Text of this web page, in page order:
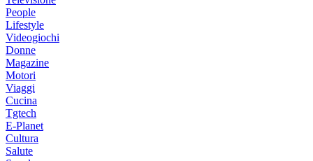
People
Lifestyle
Videogiochi
Donne
Magazine
Motori
Viaggi
Cucina
Tgtech
E-Planet
Cultura
Salute